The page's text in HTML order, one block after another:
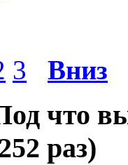
3 Вниз
что
раз)